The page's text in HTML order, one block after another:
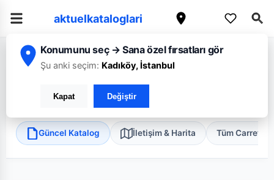
aktuelkataloglari
Konumunu seç → Sana özel fırsatları gör
Şu anki seçim: Kadıköy, İstanbul
Kapat Değiştir
Ana Sayfa/Eskişehir /CarrefourSA /Eskişehir Muttalip Süper
Tepebaşı, Eskişehir
Güncel Katalog İletişim & Harita Tüm